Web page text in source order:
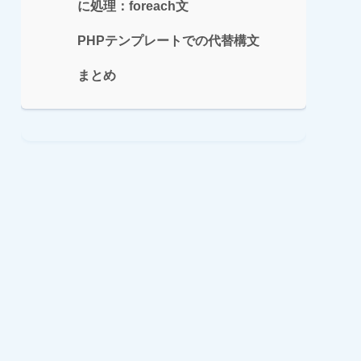
に処理：foreach文
PHPテンプレートでの代替構文
まとめ